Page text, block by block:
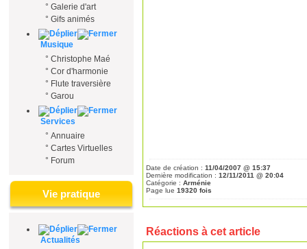
° Galerie d'art
° Gifs animés
Musique
° Christophe Maé
° Cor d'harmonie
° Flute traversière
° Garou
Services
° Annuaire
° Cartes Virtuelles
° Forum
Vie pratique
Actualités
Date de création : 11/04/2007 @ 15:37
Dernière modification : 12/11/2011 @ 20:04
Catégorie : Arménie
Page lue 19320 fois
Réactions à cet article